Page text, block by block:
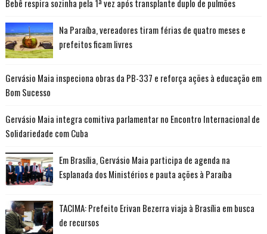
Bebê respira sozinha pela 1ª vez após transplante duplo de pulmões
Na Paraíba, vereadores tiram férias de quatro meses e
prefeitos ficam livres
Gervásio Maia inspeciona obras da PB-337 e reforça ações à educação em
Bom Sucesso
Gervásio Maia integra comitiva parlamentar no Encontro Internacional de
Solidariedade com Cuba
Em Brasília, Gervásio Maia participa de agenda na
Esplanada dos Ministérios e pauta ações à Paraíba
TACIMA: Prefeito Erivan Bezerra viaja à Brasília em busca
de recursos